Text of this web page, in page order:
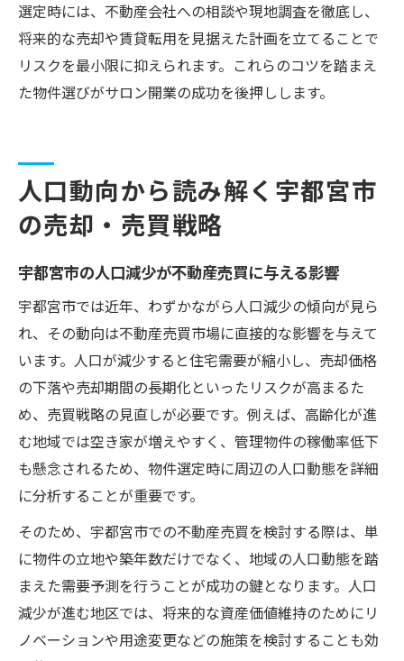
選定時には、不動産会社への相談や現地調査を徹底し、
将来的な売却や賃貸転用を見据えた計画を立てることで
リスクを最小限に抑えられます。これらのコツを踏まえ
た物件選びがサロン開業の成功を後押しします。
人口動向から読み解く宇都宮市
の売却・売買戦略
宇都宮市の人口減少が不動産売買に与える影響
宇都宮市では近年、わずかながら人口減少の傾向が見ら
れ、その動向は不動産売買市場に直接的な影響を与えて
います。人口が減少すると住宅需要が縮小し、売却価格
の下落や売却期間の長期化といったリスクが高まるた
め、売買戦略の見直しが必要です。例えば、高齢化が進
む地域では空き家が増えやすく、管理物件の稼働率低下
も懸念されるため、物件選定時に周辺の人口動態を詳細
に分析することが重要です。
そのため、宇都宮市での不動産売買を検討する際は、単
に物件の立地や築年数だけでなく、地域の人口動態を踏
まえた需要予測を行うことが成功の鍵となります。人口
減少が進む地区では、将来的な資産価値維持のためにリ
ノベーションや用途変更などの施策を検討することも効